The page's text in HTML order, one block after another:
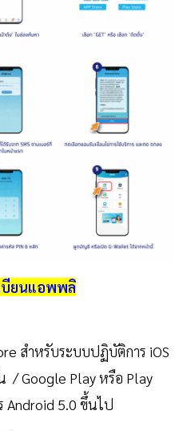
บียนแอพพลิ
สำหรับระบบปฏิบัติการ iOS
/ Google Play หรือ Play
Android 5.0 ขึ้นไป